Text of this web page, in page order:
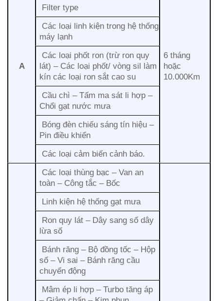
A
6 tháng
hoặc
10.000Km
Filter type
Các loại linh kiện trong hệ thống
máy lạnh
Các loại phốt ron (trừ ron quy
lát) – Các loại phốt/ vòng sil làm
kín các loại ron sắt cao su
Cầu chì – Tấm ma sát li hợp –
Chổi gạt nước mưa
Bóng đèn chiếu sáng tín hiệu –
Pin điều khiển
Các loại cảm biến cảnh báo.
Các loại thùng bạc – Van an
toàn – Công tắc – Bốc
Linh kiện hệ thống gạt mưa
Ron quy lát – Dây sang số dây
lừa số
Bánh răng – Bộ đồng tốc – Hộp
số – Vi sai – Bánh răng cầu
chuyển động
Mâm ép li hợp – Turbo tăng áp